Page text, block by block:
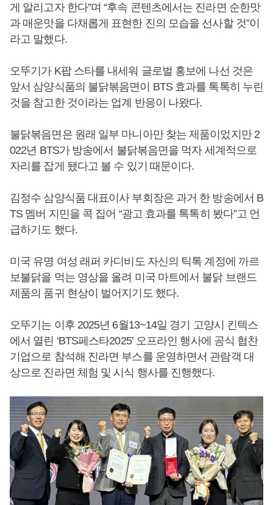
게 알리고자 한다”며 “후속 콘텐츠에서는 진라면 순한맛
과 매운맛을 다채롭게 표현한 진의 모습을 선사할 것”이
라고 말했다.
오뚜기가 K팝 스타를 내세워 글로벌 홍보에 나선 것은
앞서 삼양식품의 불닭볶음면이 BTS 효과를 톡톡히 누린
것을 참고한 것이라는 업계 반응이 나왔다.
불닭볶음면은 원래 일부 마니아만 찾는 제품이었지만 2
022년 BTS가 방송에서 불닭볶음면을 먹자 세계적으로
자리를 잡게 됐다고 볼 수 있기 때문이다.
김정수 삼양식품 대표이사 부회장은 과거 한 방송에서 B
TS 멤버 지민을 콕 집어 “광고 효과를 톡톡히 봤다”고 언
급하기도 했다.
미국 유명 여성 래퍼 카디비도 자신의 틱톡 계정에 까르
보불닭을 먹는 영상을 올려 미국 마트에서 불닭 브랜드
제품의 품귀 현상이 벌어지기도 했다.
오뚜기는 이후 2025년 6월13~14일 경기 고양시 킨텍스
에서 열린 ‘BTS페스타2025’ 오프라인 행사에 공식 협찬
기업으로 참석해 진라면 부스를 운영하면서 관람객 대
상으로 진라면 체험 및 시식 행사를 진행했다.